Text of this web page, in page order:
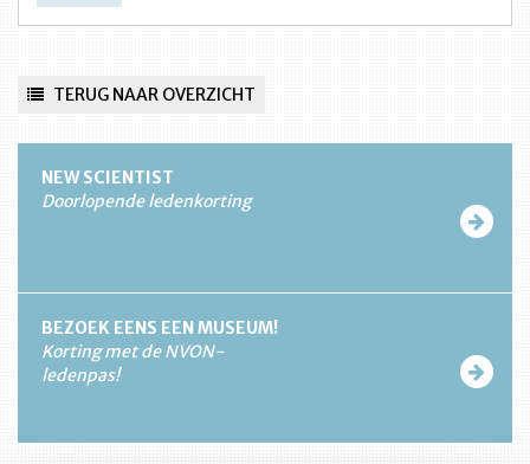
TERUG NAAR OVERZICHT
NEW SCIENTIST
Doorlopende ledenkorting
BEZOEK EENS EEN MUSEUM!
Korting met de NVON-
ledenpas!